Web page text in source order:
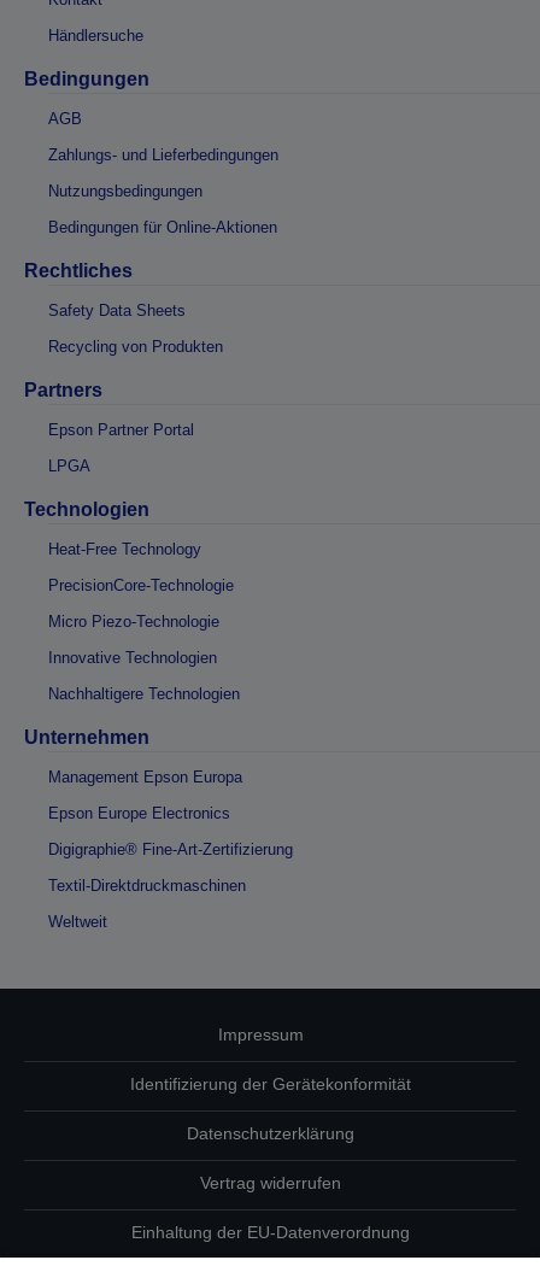
Händlersuche
Bedingungen
AGB
Zahlungs- und Lieferbedingungen
Nutzungsbedingungen
Bedingungen für Online-Aktionen
Rechtliches
Safety Data Sheets
Recycling von Produkten
Partners
Epson Partner Portal
LPGA
Technologien
Heat-Free Technology
PrecisionCore-Technologie
Micro Piezo-Technologie
Innovative Technologien
Nachhaltigere Technologien
Unternehmen
Management Epson Europa
Epson Europe Electronics
Digigraphie® Fine-Art-Zertifizierung
Textil-Direktdruckmaschinen
Weltweit
Impressum
Identifizierung der Gerätekonformität
Datenschutzerklärung
Vertrag widerrufen
Einhaltung der EU-Datenverordnung